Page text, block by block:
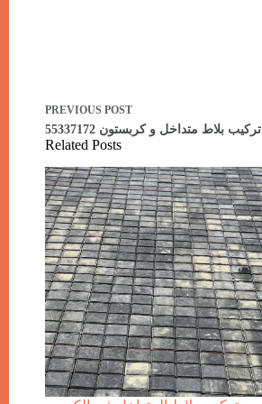
PREVIOUS POST
تركيب بلاط متداخل و كربستون 55337172
Related Posts